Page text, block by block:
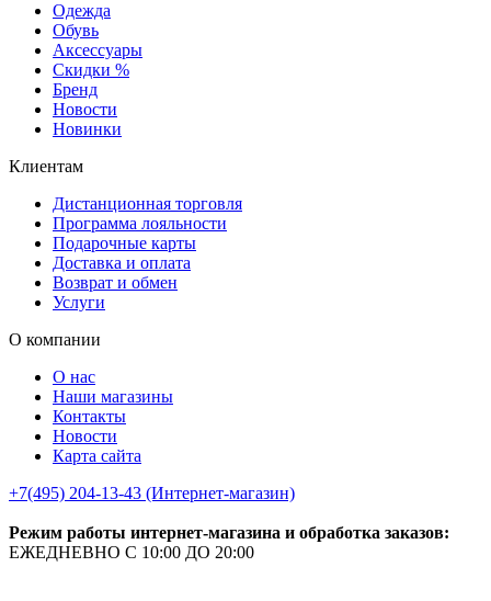
Одежда
Обувь
Аксессуары
Скидки %
Бренд
Новости
Новинки
Клиентам
Дистанционная торговля
Программа лояльности
Подарочные карты
Доставка и оплата
Возврат и обмен
Услуги
О компании
О нас
Наши магазины
Контакты
Новости
Карта сайта
+7(495) 204-13-43 (Интернет-магазин)
Режим работы интернет-магазина и обработка заказов:
ЕЖЕДНЕВНО С 10:00 ДО 20:00